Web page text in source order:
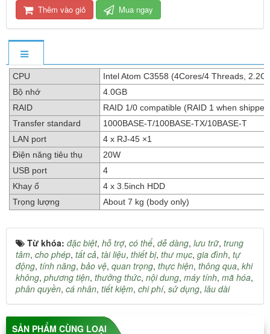
Thêm vào giỏ Mua ngay
CPU
Intel Atom C3558 (4Cores/4 Threads,
Bộ nhớ
4.0GB
RAID
RAID 1/0 compatible (RAID 1 when
Transfer standard
1000BASE-T/100BASE-TX/10BASE-T
LAN port
4 x RJ-45 ×1
Điện năng tiêu thụ
20W
USB port
4
Khay ổ
4 x 3.5inch HDD
Trọng lượng
About 7 kg (body only)
Từ khóa: đặc biệt, hỗ trợ, có thể, dễ dàng, lưu trữ, trung
tâm, cho phép, tất cả, tài liệu, thiết bị, thư mục, gia đình, tự
động, tính năng, bảo vệ, quan trọng, thực hiện, thông qua, khi
không, phương tiện, thưởng thức, nội dung, máy tính, mã hóa,
phân quyền, cá nhân, tiết kiệm, chi phí, sử dụng, lâu dài
SẢN PHẨM CÙNG LOẠI